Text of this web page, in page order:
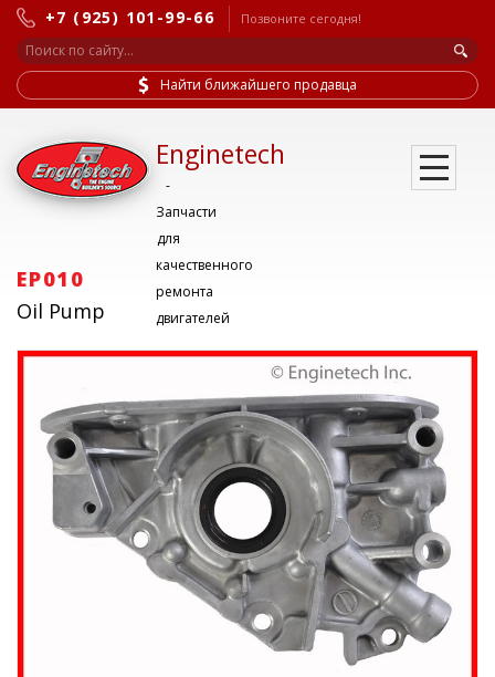
+7 (925) 101-99-66 Позвоните сегодня!
Найти ближайшего продавца
Enginetech
-
Запчасти
для
качественного
ремонта
двигателей
EP010
Oil Pump